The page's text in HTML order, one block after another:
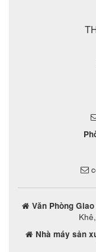
Văn Phòng
Nhà máy sản